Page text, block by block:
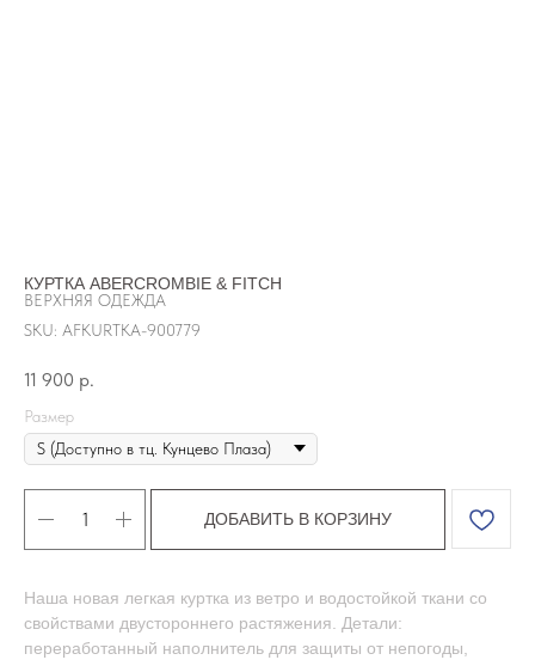
КУРТКА ABERCROMBIE & FITCH
ВЕРХНЯЯ ОДЕЖДА
SKU: AFKURTKA-900779
11 900 р.
Размер
ДОБАВИТЬ В КОРЗИНУ
Наша новая легкая куртка из ветро и водостойкой ткани со
свойствами двустороннего растяжения. Детали:
переработанный наполнитель для защиты от непогоды,